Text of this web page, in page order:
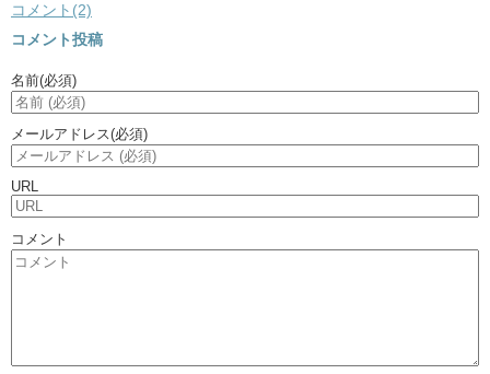
コメント(2)
コメント投稿
名前(必須)
メールアドレス(必須)
URL
コメント